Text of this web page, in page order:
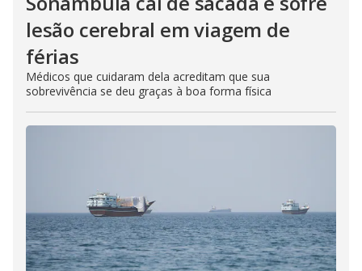
lesão cerebral em viagem de
férias
Médicos que cuidaram dela acreditam que sua
sobrevivência se deu graças à boa forma física